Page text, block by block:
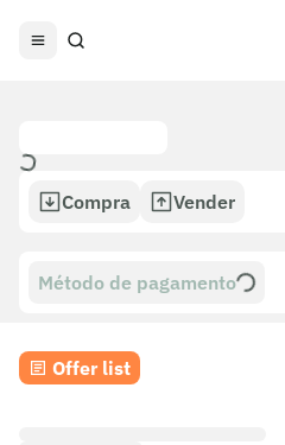
Compra Vender
Método de pagamento
Offer list